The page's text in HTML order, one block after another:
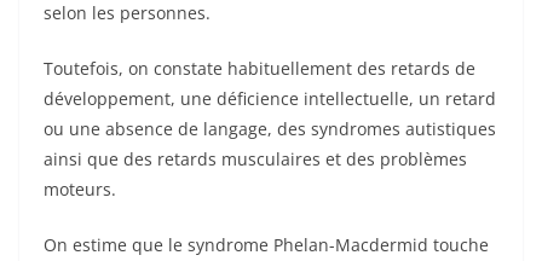
selon les personnes.
Toutefois, on constate habituellement des retards de
développement, une déficience intellectuelle, un retard
ou une absence de langage, des syndromes autistiques
ainsi que des retards musculaires et des problèmes
moteurs.
On estime que le syndrome Phelan-Macdermid touche